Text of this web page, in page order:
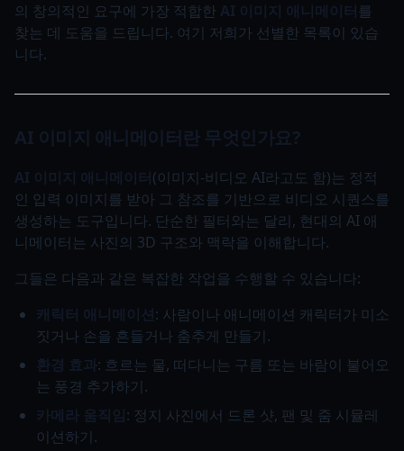
의 창의적인 요구에 가장 적합한 AI 이미지 애니메이터를
찾는 데 도움을 드립니다. 여기 저희가 선별한 목록이 있습
니다.
AI 이미지 애니메이터란 무엇인가요?
AI 이미지 애니메이터(이미지-비디오 AI라고도 함)는 정적
인 입력 이미지를 받아 그 참조를 기반으로 비디오 시퀀스를
생성하는 도구입니다. 단순한 필터와는 달리, 현대의 AI 애
니메이터는 사진의 3D 구조와 맥락을 이해합니다.
그들은 다음과 같은 복잡한 작업을 수행할 수 있습니다:
캐릭터 애니메이션: 사람이나 애니메이션 캐릭터가 미소
짓거나 손을 흔들거나 춤추게 만들기.
환경 효과: 흐르는 물, 떠다니는 구름 또는 바람이 불어오
는 풍경 추가하기.
카메라 움직임: 정지 사진에서 드론 샷, 팬 및 줌 시뮬레
이션하기.